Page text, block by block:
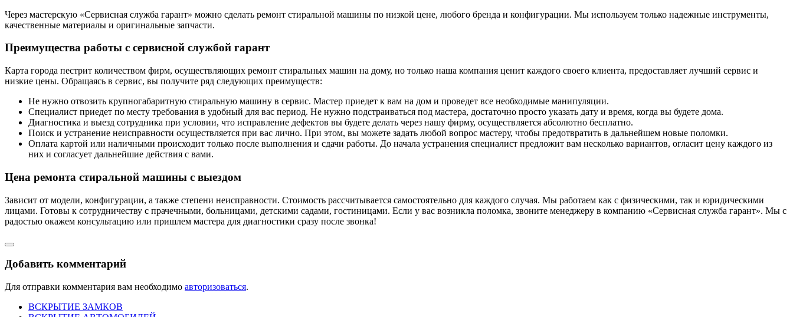
Через мастерскую «Сервисная служба гарант» можно сделать ремонт стиральной машины по низкой цене, любого бренда и конфигурации. Мы используем только надежные инструменты,
качественные материалы и оригинальные запчасти.
Преимущества работы с сервисной службой гарант
Карта города пестрит количеством фирм, осуществляющих ремонт стиральных машин на дому, но только наша компания ценит каждого своего клиента, предоставляет лучший сервис и
низкие цены. Обращаясь в сервис, вы получите ряд следующих преимуществ:
Не нужно отвозить крупногабаритную стиральную машину в сервис. Мастер приедет к вам на дом и проведет все необходимые манипуляции.
Специалист приедет по месту требования в удобный для вас период. Не нужно подстраиваться под мастера, достаточно просто указать дату и время, когда вы будете дома.
Диагностика и выезд сотрудника при условии, что исправление дефектов вы будете делать через нашу фирму, осуществляется абсолютно бесплатно.
Поиск и устранение неисправности осуществляется при вас лично. При этом, вы можете задать любой вопрос мастеру, чтобы предотвратить в дальнейшем новые поломки.
Оплата картой или наличными происходит только после выполнения и сдачи работы. До начала устранения специалист предложит вам несколько вариантов, огласит цену каждого из
них и согласует дальнейшие действия с вами.
Цена ремонта стиральной машины с выездом
Зависит от модели, конфигурации, а также степени неисправности. Стоимость рассчитывается самостоятельно для каждого случая. Мы работаем как с физическими, так и юридическими
лицами. Готовы к сотрудничеству с прачечными, больницами, детскими садами, гостиницами. Если у вас возникла поломка, звоните менеджеру в компанию «Сервисная служба гарант». Мы с
радостью окажем консультацию или пришлем мастера для диагностики сразу после звонка!
Добавить комментарий
Для отправки комментария вам необходимо авторизоваться.
ВСКРЫТИЕ ЗАМКОВ